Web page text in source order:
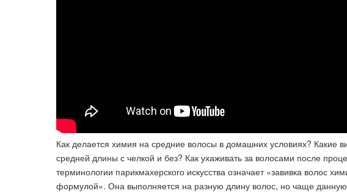
Как делается химия на средние волосы в домашних условиях? Какие
средней длины с челкой и без? Как ухаживать за волосами после
терминологии парикмахерского искусства означает «завивка волос
формулой». Она выполняется на разную длину волос, но чаще